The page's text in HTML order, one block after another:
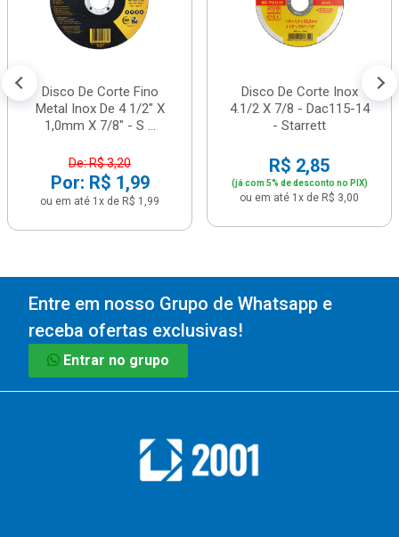
Disco De Corte Fino
Metal Inox De 4 1/2" X
1,0mm X 7/8" - S ...
De: R$ 3,20
Por: R$ 1,99
ou em até 1x de R$ 1,99
Disco De Corte Inox
4.1/2 X 7/8 - Dac115-14
- Starrett
R$ 2,85
(já com 5% de desconto no PIX)
ou em até 1x de R$ 3,00
Entre em nosso Grupo de Whatsapp e
receba ofertas exclusivas!
Entrar no grupo